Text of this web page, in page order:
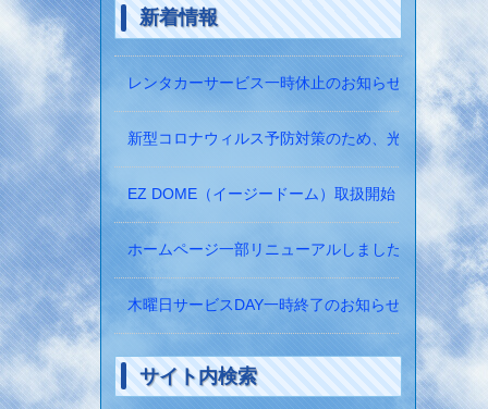
新着情報
レンタカーサービス一時休止のお知らせ
新型コロナウィルス予防対策のため、光触媒の除菌
EZ DOME（イージードーム）取扱開始！
ホームページ一部リニューアルしました
木曜日サービスDAY一時終了のお知らせ
サイト内検索